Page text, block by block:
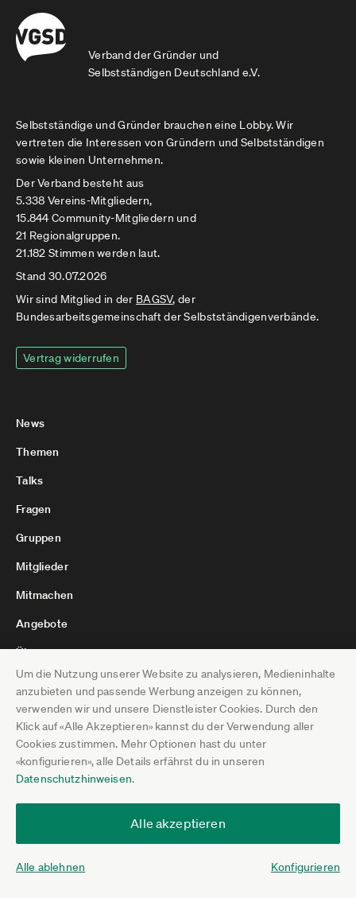
Um die Nutzung unserer Website zu analysieren, Medieninhalte
anzubieten und passende Werbung anzeigen zu können,
verwenden wir und unsere Dienstleister Cookies. Durch den
Klick auf «Alle Akzeptieren» kannst du der Verwendung aller
Cookies zustimmen. Mehr Optionen hast du unter
«konfigurieren», alle Details erfährst du in unseren
Datenschutzhinweisen.
Alle akzeptieren
Alle ablehnen Konfigurieren
Verband der Gründer und
Selbstständigen Deutschland e.V.
Selbstständige und Gründer brauchen eine Lobby. Wir
vertreten die Interessen von Gründern und Selbstständigen
sowie kleinen Unternehmen.
Der Verband besteht aus
5.338 Vereins-Mitgliedern,
15.844 Community-Mitgliedern und
21 Regionalgruppen.
21.182 Stimmen werden laut.
Stand 30.07.2026
Wir sind Mitglied in der BAGSV, der
Bundesarbeitsgemeinschaft der Selbstständigenverbände.
Vertrag widerrufen
News
Themen
Talks
Fragen
Gruppen
Mitglieder
Mitmachen
Angebote
Über uns
Kommende Experten-Talks
13.08.
Zwischen Freiheit und Erschöpfung: Wie
Selbstständige Burn-out früh erkennen und verhindern
19.08.
KI-Suche 2026: Wie werde ich Teil einer KI-Antwort? –
Zukunft wird aus Mut gemacht: Wie Selbstständige in
Alle kommenden Experten-Talks anzeigen